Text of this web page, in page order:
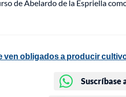
de Abelardo de la Espriella
ven obligados a producir
Suscríbase